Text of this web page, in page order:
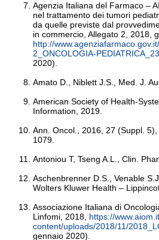
Agenzia Italiana del Farmaco –
nel trattamento dei tumori
da quelle previste dal
in commercio, Allegato 2, 2018,
http://
2_ONCOLOGIA-
2020).
Amato D., Niblett J.S., Med. J.
American Society of Health-
Information, 2019.
Ann. Oncol., 2016, 27 (Suppl.
1079.
Antoniou T, Tseng A.L., Clin.
Aschenbrenner D.S., Venable
Wolters Kluwer Health –
Associazione Italiana di
Linfomi, 2018, https://
content/uploads/2018/11/
gennaio 2020).